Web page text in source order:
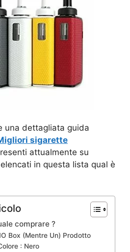
una dettagliata guida
sigarette
attualmente su
in questa lista qual è
comprare ?
Box (Mentre Un) Prodotto
: Nero